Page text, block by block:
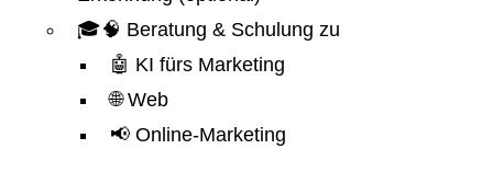
🎓🧠 Beratung & Schulung zu
🤖 KI fürs Marketing
🌐 Web
📢 Online-Marketing